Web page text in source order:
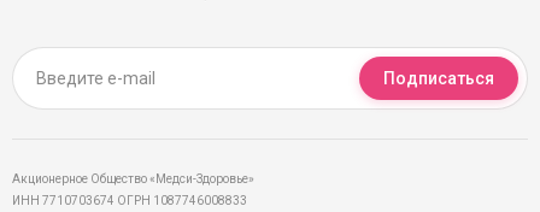
Подписаться
Акционерное Общество «Медси-Здоровье»
ИНН 7710703674 ОГРН 1087746008833